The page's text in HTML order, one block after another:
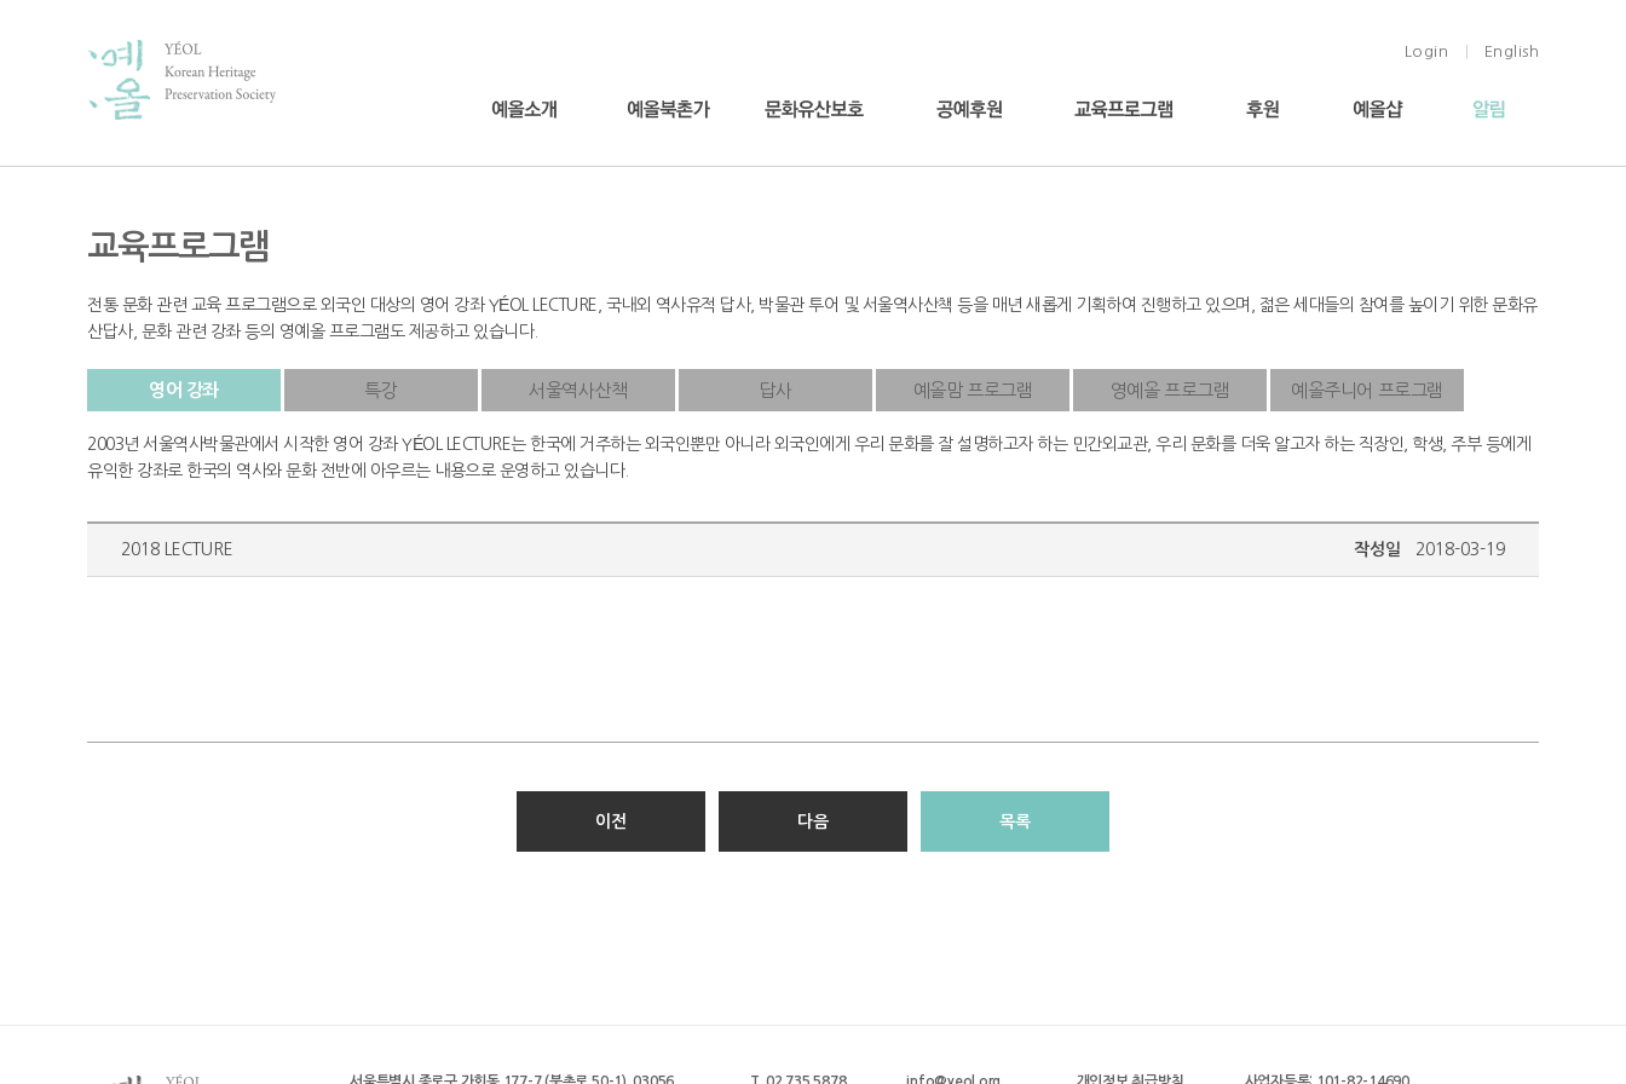
Login English
교육프로그램
전통 문화 관련 교육 프로그램으로 외국인 대상의 영어 강좌 YÉOL LECTURE, 국내외 역사유적 답사, 박물관 투어 및 서울역사산책 등을 매년 새롭게 기획하여 진행하고 있으며, 젊은 세대들의 참여를 높이기 위한 문화유
산답사, 문화 관련 강좌 등의 영예올 프로그램도 제공하고 있습니다.
영어 강좌 특강 서울역사산책 답사 예올맘 프로그램 영예올 프로그램 예올주니어 프로그램
2003년 서울역사박물관에서 시작한 영어 강좌 YÉOL LECTURE는 한국에 거주하는 외국인뿐만 아니라 외국인에게 우리 문화를 잘 설명하고자 하는 민간외교관, 우리 문화를 더욱 알고자 하는 직장인, 학생, 주부 등에게
유익한 강좌로 한국의 역사와 문화 전반에 아우르는 내용으로 운영하고 있습니다.
2018 LECTURE 작성일 2018-03-19
이전 다음 목록